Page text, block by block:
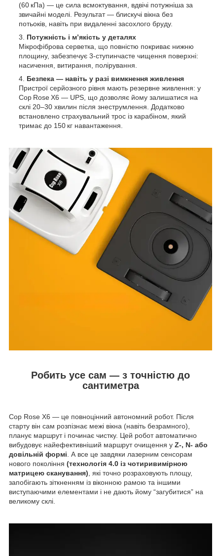
(60 кПа) — це сила всмоктування, вдвічі потужніша за
звичайні моделі. Результат — блискучі вікна без
потьоків, навіть при видаленні засохлого бруду.
Потужність і мʼякість у деталях
Мікрофіброва серветка, що повністю покриває нижню
площину, забезпечує 3-ступинчасте чищення поверхні:
насичення, витирання, полірування.
Безпека — навіть у разі вимкнення живлення
Пристрої серйозного рівня мають резервне живлення: у
Cop Rose X6 — UPS, що дозволяє йому залишатися на
склі 20–30 хвилин після знеструмлення. Додатково
встановлено страхувальний трос із карабіном, який
тримає до 150 кг навантаження.
Робить усе сам — з точністю до
сантиметра
Cop Rose X6 — це повноцінний автономний робот. Після
старту він сам розпізнає межі вікна (навіть безрамного),
планує маршрут і починає чистку. Цей робот автоматично
вибудовує найефективніший маршрут очищення у Z-, N- або
довільній формі . А все це завдяки лазерним сенсорам
нового покоління (технологія 4.0 із чотиривимірною
матрицею сканування) , які точно розраховують площу,
запобігають зіткненням із віконною рамою та іншими
виступаючими елементами і не дають йому “загубитися” на
великому склі.